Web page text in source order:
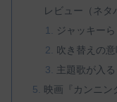
レビュー（ネタ
ジャッキー
吹き替えの
主題歌が入
映画『カンニン